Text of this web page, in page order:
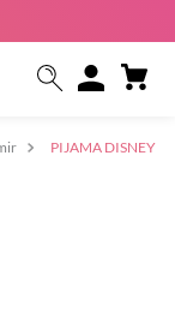
PIJAMA DISNEY